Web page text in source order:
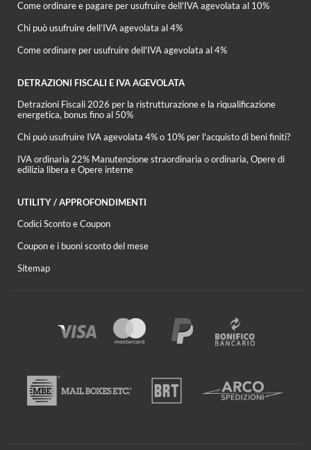
Come ordinare e pagare per usufruire dell'IVA agevolata al 10%
Chi può usufruire dell’IVA agevolata al 4%
Come ordinare per usufruire dell'IVA agevolata al 4%
DETRAZIONI FISCALI E IVA AGEVOLATA
Detrazioni Fiscali 2026 per la ristrutturazione e la riqualificazione
energetica, bonus fino al 50%
Chi può usufruire IVA agevolata 4% o 10% per l'acquisto di beni finiti?
IVA ordinaria 22% Manutenzione straordinaria o ordinaria, Opere di
edilizia libera e Opere interne
UTILITY / APPROFONDIMENTI
Codici Sconto e Coupon
Coupon e i buoni sconto del mese
Sitemap